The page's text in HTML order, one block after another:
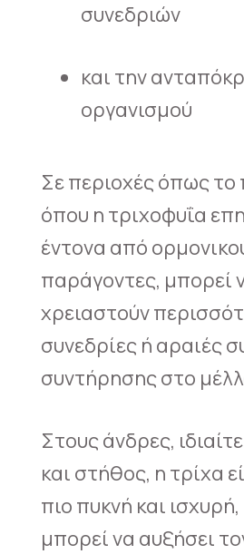
συνεδριών
και την
οργανισμού
Σε περιοχές όπως
όπου η τριχοφυΐα
έντονα από
παράγοντες, μπορεί
χρειαστούν
συνεδρίες ή αραιές
συντήρησης στο
Στους άνδρες,
και στήθος, η τρίχα
πιο πυκνή και
μπορεί να αυξήσει